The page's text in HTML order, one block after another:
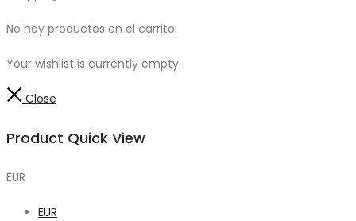
No hay productos en el carrito.
Your wishlist is currently empty.
Close
Product Quick View
EUR
EUR